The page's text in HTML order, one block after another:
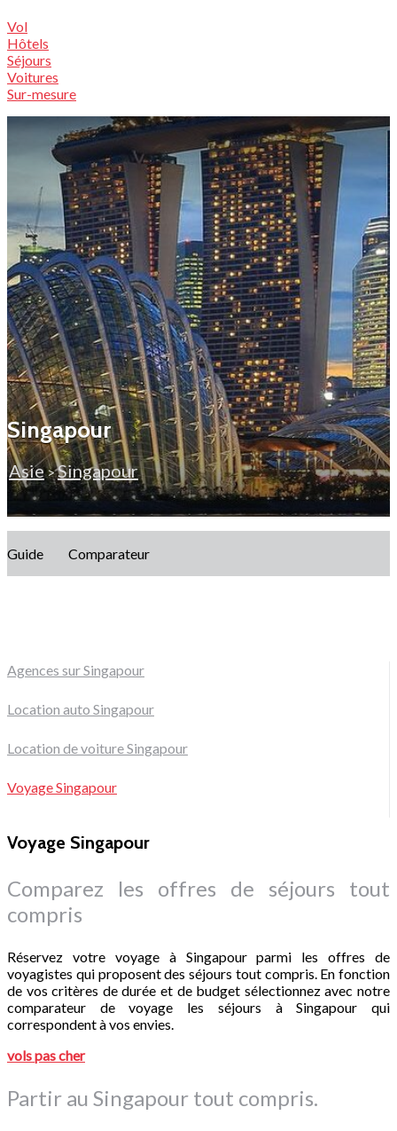
Vol
Hôtels
Séjours
Voitures
Sur-mesure
Singapour
Asie>Singapour
Guide Comparateur
Agences sur Singapour
Location auto Singapour
Location de voiture Singapour
Voyage Singapour
Voyage Singapour
Comparez les offres de séjours tout
compris
Réservez votre voyage à Singapour parmi les offres de
voyagistes qui proposent des séjours tout compris. En fonction
de vos critères de durée et de budget sélectionnez avec notre
comparateur de voyage les séjours à Singapour qui
correspondent à vos envies.
vols pas cher
Partir au Singapour tout compris.